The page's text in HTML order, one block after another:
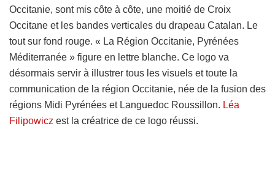
Occitanie, sont mis côte à côte, une moitié de Croix
Occitane et les bandes verticales du drapeau Catalan. Le
tout sur fond rouge. « La Région Occitanie, Pyrénées
Méditerranée » figure en lettre blanche. Ce logo va
désormais servir à illustrer tous les visuels et toute la
communication de la région Occitanie, née de la fusion des
régions Midi Pyrénées et Languedoc Roussillon. Léa
Filipowicz est la créatrice de ce logo réussi.